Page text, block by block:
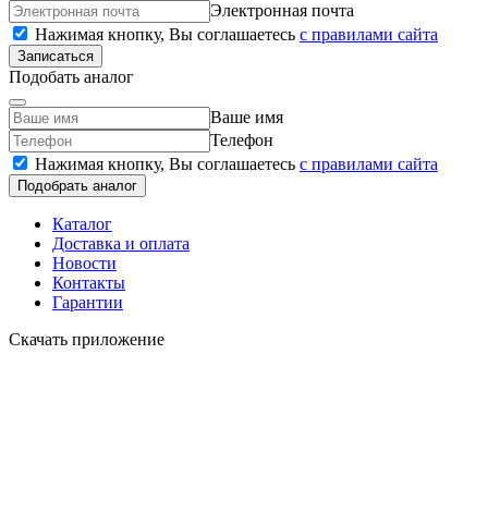
Электронная почта
Нажимая кнопку, Вы соглашаетесь c правилами сайта
Записаться
Подобать аналог
Ваше имя
Телефон
Нажимая кнопку, Вы соглашаетесь c правилами сайта
Подобрать аналог
Каталог
Доставка и оплата
Новости
Контакты
Гарантии
Скачать приложение